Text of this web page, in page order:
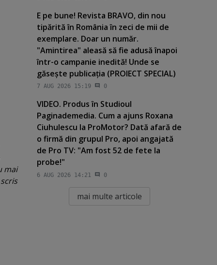
mai
E pe bune! Revista BRAVO, din nou
tipărită în România în zeci de mii de
exemplare. Doar un număr.
"Amintirea" aleasă să fie adusă înapoi
într-o campanie inedită! Unde se
găseşte publicaţia (PROIECT SPECIAL)
7 AUG 2026 15:19 0
VIDEO. Produs în Studioul
Paginademedia. Cum a ajuns Roxana
Ciuhulescu la ProMotor? Dată afară de
o firmă din grupul Pro, apoi angajată
de Pro TV: "Am fost 52 de fete la
probe!"
6 AUG 2026 14:21 0
mai multe articole